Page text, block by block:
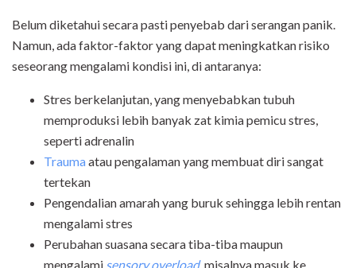
Belum diketahui secara pasti penyebab dari serangan panik.
Namun, ada faktor-faktor yang dapat meningkatkan risiko
seseorang mengalami kondisi ini, di antaranya:
Stres berkelanjutan, yang menyebabkan tubuh
memproduksi lebih banyak zat kimia pemicu stres,
seperti adrenalin
Traumaatau pengalaman yang membuat diri sangat
tertekan
Pengendalian amarah yang buruk sehingga lebih rentan
mengalami stres
Perubahan suasana secara tiba-tiba maupun
mengalami sensory overload, misalnya masuk ke